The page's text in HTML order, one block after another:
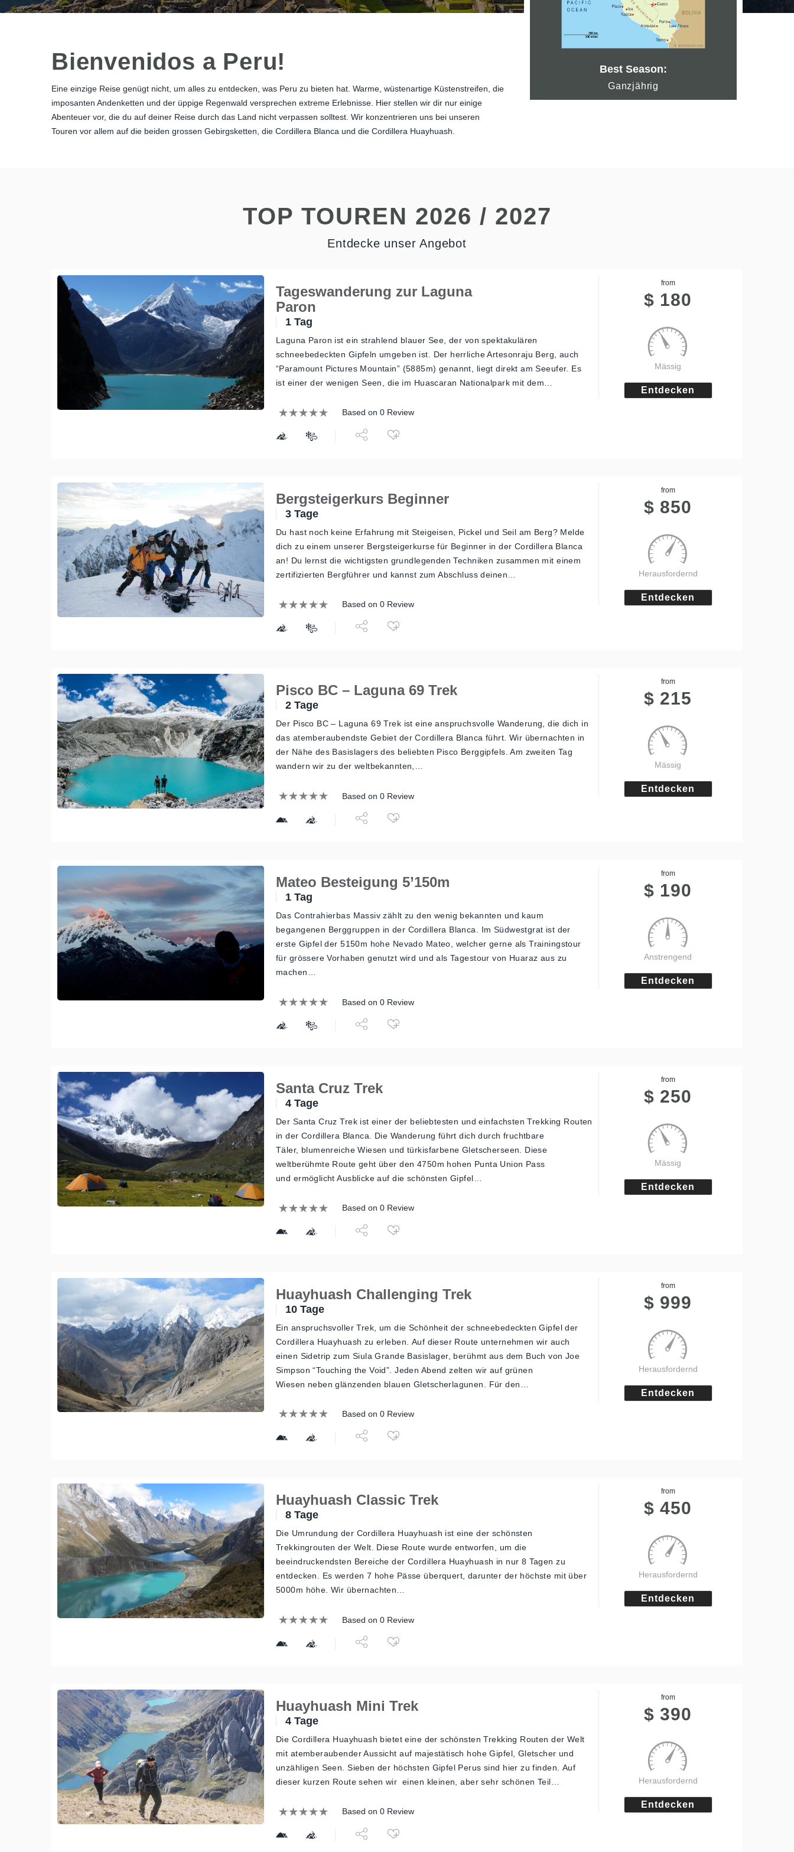
Bienvenidos a Peru!
Eine einzige Reise genügt nicht, um alles zu entdecken, was Peru zu bieten hat. Warme, wüstenartige Küstenstreifen, die
imposanten Andenketten und der üppige Regenwald versprechen extreme Erlebnisse. Hier stellen wir dir nur einige
Abenteuer vor, die du auf deiner Reise durch das Land nicht verpassen solltest. Wir konzentrieren uns bei unseren
Touren vor allem auf die beiden grossen Gebirgsketten, die Cordillera Blanca und die Cordillera Huayhuash.
Best Season:
Ganzjährig
TOP TOUREN 2026 / 2027
Entdecke unser Angebot
Tageswanderung zur Laguna
Paron
1 Tag
Laguna Paron ist ein strahlend blauer See, der von spektakulären
schneebedeckten Gipfeln umgeben ist. Der herrliche Artesonraju Berg, auch
“Paramount Pictures Mountain” (5885m) genannt, liegt direkt am Seeufer. Es
ist einer der wenigen Seen, die im Huascaran Nationalpark mit dem…
Based on 0 Review
from
$ 180
Mässig
Entdecken
Bergsteigerkurs Beginner
3 Tage
Du hast noch keine Erfahrung mit Steigeisen, Pickel und Seil am Berg? Melde
dich zu einem unserer Bergsteigerkurse für Beginner in der Cordillera Blanca
an! Du lernst die wichtigsten grundlegenden Techniken zusammen mit einem
zertifizierten Bergführer und kannst zum Abschluss deinen…
Based on 0 Review
from
$ 850
Herausfordernd
Entdecken
Pisco BC – Laguna 69 Trek
2 Tage
Der Pisco BC – Laguna 69 Trek ist eine anspruchsvolle Wanderung, die dich in
das atemberaubendste Gebiet der Cordillera Blanca führt. Wir übernachten in
der Nähe des Basislagers des beliebten Pisco Berggipfels. Am zweiten Tag
wandern wir zu der weltbekannten,…
Based on 0 Review
from
$ 215
Mässig
Entdecken
Mateo Besteigung 5’150m
1 Tag
Das Contrahierbas Massiv zählt zu den wenig bekannten und kaum
begangenen Berggruppen in der Cordillera Blanca. Im Südwestgrat ist der
erste Gipfel der 5150m hohe Nevado Mateo, welcher gerne als Trainingstour
für grössere Vorhaben genutzt wird und als Tagestour von Huaraz aus zu
machen…
Based on 0 Review
from
$ 190
Anstrengend
Entdecken
Santa Cruz Trek
4 Tage
Der Santa Cruz Trek ist einer der beliebtesten und einfachsten Trekking Routen
in der Cordillera Blanca. Die Wanderung führt dich durch fruchtbare
Täler, blumenreiche Wiesen und türkisfarbene Gletscherseen. Diese
weltberühmte Route geht über den 4750m hohen Punta Union Pass
und ermöglicht Ausblicke auf die schönsten Gipfel…
Based on 0 Review
from
$ 250
Mässig
Entdecken
Huayhuash Challenging Trek
10 Tage
Ein anspruchsvoller Trek, um die Schönheit der schneebedeckten Gipfel der
Cordillera Huayhuash zu erleben. Auf dieser Route unternehmen wir auch
einen Sidetrip zum Siula Grande Basislager, berühmt aus dem Buch von Joe
Simpson “Touching the Void”. Jeden Abend zelten wir auf grünen
Wiesen neben glänzenden blauen Gletscherlagunen. Für den…
Based on 0 Review
from
$ 999
Herausfordernd
Entdecken
Huayhuash Classic Trek
8 Tage
Die Umrundung der Cordillera Huayhuash ist eine der schönsten
Trekkingrouten der Welt. Diese Route wurde entworfen, um die
beeindruckendsten Bereiche der Cordillera Huayhuash in nur 8 Tagen zu
entdecken. Es werden 7 hohe Pässe überquert, darunter der höchste mit über
5000m höhe. Wir übernachten…
Based on 0 Review
from
$ 450
Herausfordernd
Entdecken
Huayhuash Mini Trek
4 Tage
Die Cordillera Huayhuash bietet eine der schönsten Trekking Routen der Welt
mit atemberaubender Aussicht auf majestätisch hohe Gipfel, Gletscher und
unzähligen Seen. Sieben der höchsten Gipfel Perus sind hier zu finden. Auf
dieser kurzen Route sehen wir einen kleinen, aber sehr schönen Teil…
Based on 0 Review
from
$ 390
Herausfordernd
Entdecken